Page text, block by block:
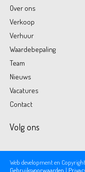
Over ons
Verkoop
Verhuur
Waardebepaling
Team
Nieuws
Vacatures
Contact
Volg ons
Web development en
Gebruiksvoorwaarden |